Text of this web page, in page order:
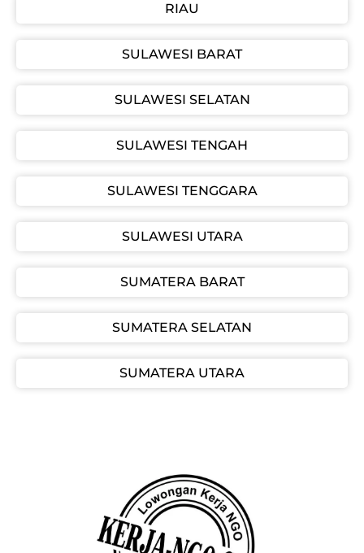
RIAU
SULAWESI BARAT
SULAWESI SELATAN
SULAWESI TENGAH
SULAWESI TENGGARA
SULAWESI UTARA
SUMATERA BARAT
SUMATERA SELATAN
SUMATERA UTARA